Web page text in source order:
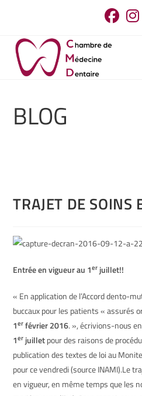
BLOG
TRAJET DE SOINS
Entrée en vigueur au 1er juillet!!
« En application de l’Accord dento-
buccaux pour les patients « assurés
1erfévrier 2016. », écrivions-nous
1er juilletpour des raisons de
publication des textes de loi au
pour ce vendredi (source INAMI).Le
en vigueur, en même temps que les